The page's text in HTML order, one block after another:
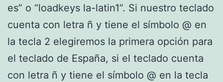
es” o “loadkeys la-latin1”. Si nuestro teclado
cuenta con letra ñ y tiene el símbolo @ en
la tecla 2 elegiremos la primera opción para
el teclado de España, si el teclado cuenta
con letra ñ y tiene el símbolo @ en la tecla